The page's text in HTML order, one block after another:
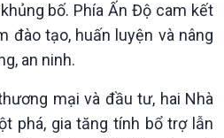
bố. Phía Ấn Độ cam kết
đào tạo, huấn luyện và nâng
an ninh.
mại và đầu tư, hai Nhà
phá, gia tăng tính bổ trợ lẫn